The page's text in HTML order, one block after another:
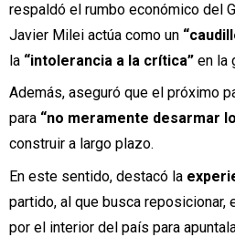
respaldó el rumbo económico del
Javier Milei actúa como un
la “intolerancia a la crítica” en la
Además, aseguró que el próximo
para “no meramente desarmar
construir a largo plazo.
En este sentido, destacó la
partido, al que busca reposicionar,
por el interior del país para